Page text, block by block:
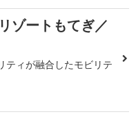
ゾートもてぎ／
ティが融合したモビリテ